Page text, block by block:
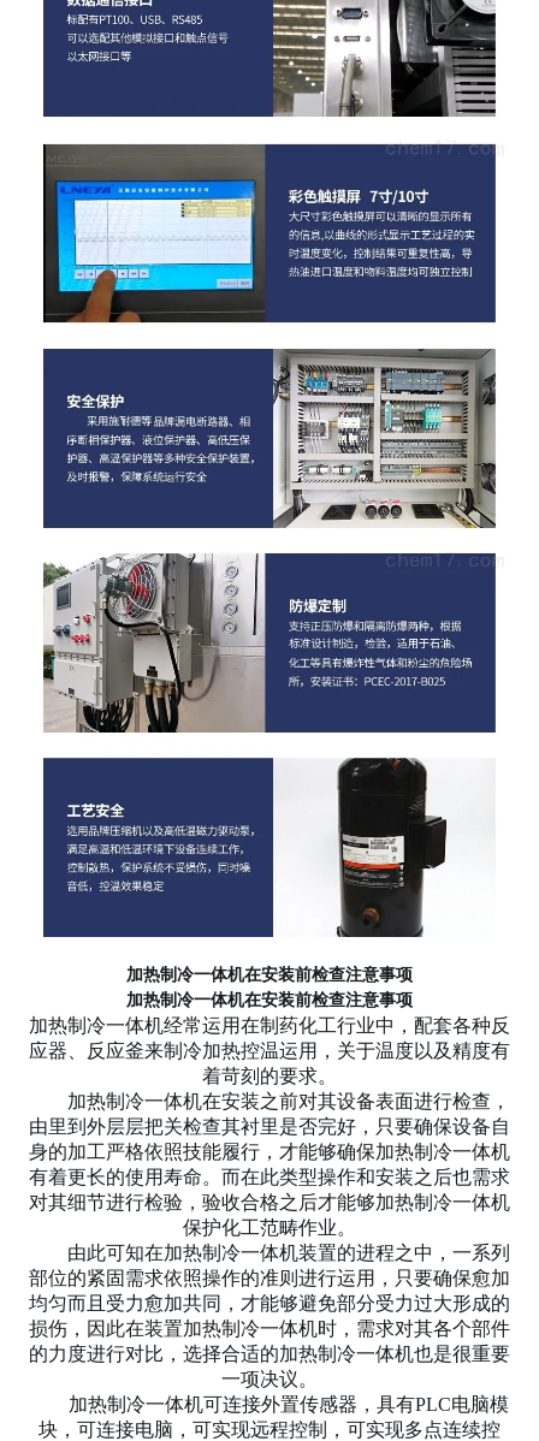
加热制冷一体机在安装前检查注意事项
加热制冷一体机在安装前检查注意事项
加热制冷一体机经常运用在制药化工行业中，配套各种反
应器、反应釜来制冷加热控温运用，关于温度以及精度有
着苛刻的要求。
加热制冷一体机在安装之前对其设备表面进行检查，
由里到外层层把关检查其衬里是否完好，只要确保设备自
身的加工严格依照技能履行，才能够确保加热制冷一体机
有着更长的使用寿命。而在此类型操作和安装之后也需求
对其细节进行检验，验收合格之后才能够加热制冷一体机
保护化工范畴作业。
由此可知在加热制冷一体机装置的进程之中，一系列
部位的紧固需求依照操作的准则进行运用，只要确保愈加
均匀而且受力愈加共同，才能够避免部分受力过大形成的
损伤，因此在装置加热制冷一体机时，需求对其各个部件
的力度进行对比，选择合适的加热制冷一体机也是很重要
一项决议。
加热制冷一体机可连接外置传感器，具有PLC电脑模
块，可连接电脑，可实现远程控制，可实现多点连续控